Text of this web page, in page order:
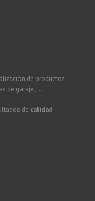
de productos
de garaje, ...
de calidad